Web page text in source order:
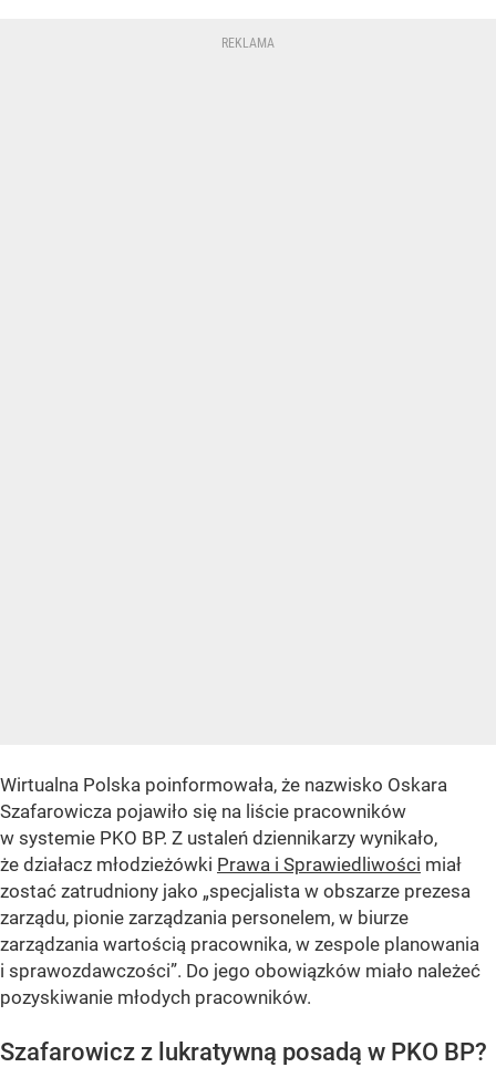
Wirtualna Polska poinformowała, że nazwisko Oskara
Szafarowicza pojawiło się na liście pracowników
w systemie PKO BP. Z ustaleń dziennikarzy wynikało,
że działacz młodzieżówki Prawa i Sprawiedliwości miał
zostać zatrudniony jako „specjalista w obszarze prezesa
zarządu, pionie zarządzania personelem, w biurze
zarządzania wartością pracownika, w zespole planowania
i sprawozdawczości”. Do jego obowiązków miało należeć
pozyskiwanie młodych pracowników.
Szafarowicz z lukratywną posadą w PKO BP?